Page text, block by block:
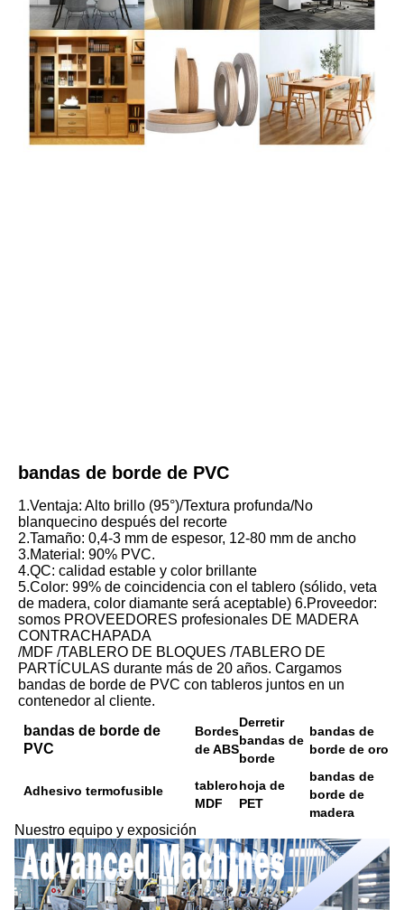
bandas de borde de PVC
1.Ventaja: Alto brillo (95°)/Textura profunda/No
blanquecino después del recorte
2.Tamaño: 0,4-3 mm de espesor, 12-80 mm de ancho
3.Material: 90% PVC.
4.QC: calidad estable y color brillante
5.Color: 99% de coincidencia con el tablero (sólido, veta
de madera, color diamante será aceptable) 6.Proveedor:
somos PROVEEDORES profesionales DE MADERA
CONTRACHAPADA
/MDF /TABLERO DE BLOQUES /TABLERO DE
PARTÍCULAS durante más de 20 años. Cargamos
bandas de borde de PVC con tableros juntos en un
contenedor al cliente.
bandas de borde de
PVC
Bordes
de ABS
Derretir
bandas de
borde
bandas de
borde de oro
Adhesivo termofusible
tablero
MDF
hoja de
PET
bandas de
borde de
madera
Nuestro equipo y exposición